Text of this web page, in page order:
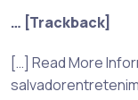
… [Trackback]
[…] Read More